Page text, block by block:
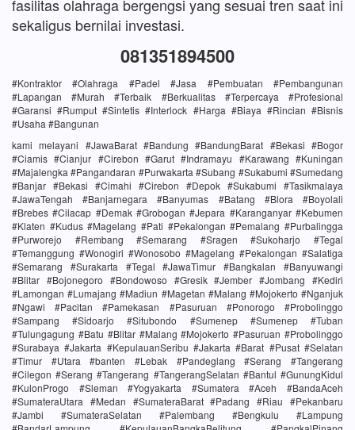
fasilitas olahraga bergengsi yang sesuai tren saat ini
sekaligus bernilai investasi.
081351894500
#Kontraktor #Olahraga #Padel #Jasa #Pembuatan #Pembangunan
#Lapangan #Murah #Terbaik #Berkualitas #Terpercaya #Profesional
#Garansi #Rumput #Sintetis #Interlock #Harga #Biaya #Rincian #Bisnis
#Usaha #Bangunan
kami melayani #JawaBarat #Bandung #BandungBarat #Bekasi #Bogor
#Ciamis #Cianjur #Cirebon #Garut #Indramayu #Karawang #Kuningan
#Majalengka #Pangandaran #Purwakarta #Subang #Sukabumi #Sumedang
#Banjar #Bekasi #Cimahi #Cirebon #Depok #Sukabumi #Tasikmalaya
#JawaTengah #Banjarnegara #Banyumas #Batang #Blora #Boyolali
#Brebes #Cilacap #Demak #Grobogan #Jepara #Karanganyar #Kebumen
#Klaten #Kudus #Magelang #Pati #Pekalongan #Pemalang #Purbalingga
#Purworejo #Rembang #Semarang #Sragen #Sukoharjo #Tegal
#Temanggung #Wonogiri #Wonosobo #Magelang #Pekalongan #Salatiga
#Semarang #Surakarta #Tegal #JawaTimur #Bangkalan #Banyuwangi
#Blitar #Bojonegoro #Bondowoso #Gresik #Jember #Jombang #Kediri
#Lamongan #Lumajang #Madiun #Magetan #Malang #Mojokerto #Nganjuk
#Ngawi #Pacitan #Pamekasan #Pasuruan #Ponorogo #Probolinggo
#Sampang #Sidoarjo #Situbondo #Sumenep #Sumenep #Tuban
#Tulungagung #Batu #Blitar #Malang #Mojokerto #Pasuruan #Probolinggo
#Surabaya #Jakarta #KepulauanSeribu #Jakarta #Barat #Pusat #Selatan
#Timur #Utara #banten #Lebak #Pandeglang #Serang #Tangerang
#Cilegon #Serang #Tangerang #TangerangSelatan #Bantul #GunungKidul
#KulonProgo #Sleman #Yogyakarta #Sumatera #Aceh #BandaAceh
#SumateraUtara #Medan #SumateraBarat #Padang #Riau #Pekanbaru
#Jambi #SumateraSelatan #Palembang #Bengkulu #Lampung